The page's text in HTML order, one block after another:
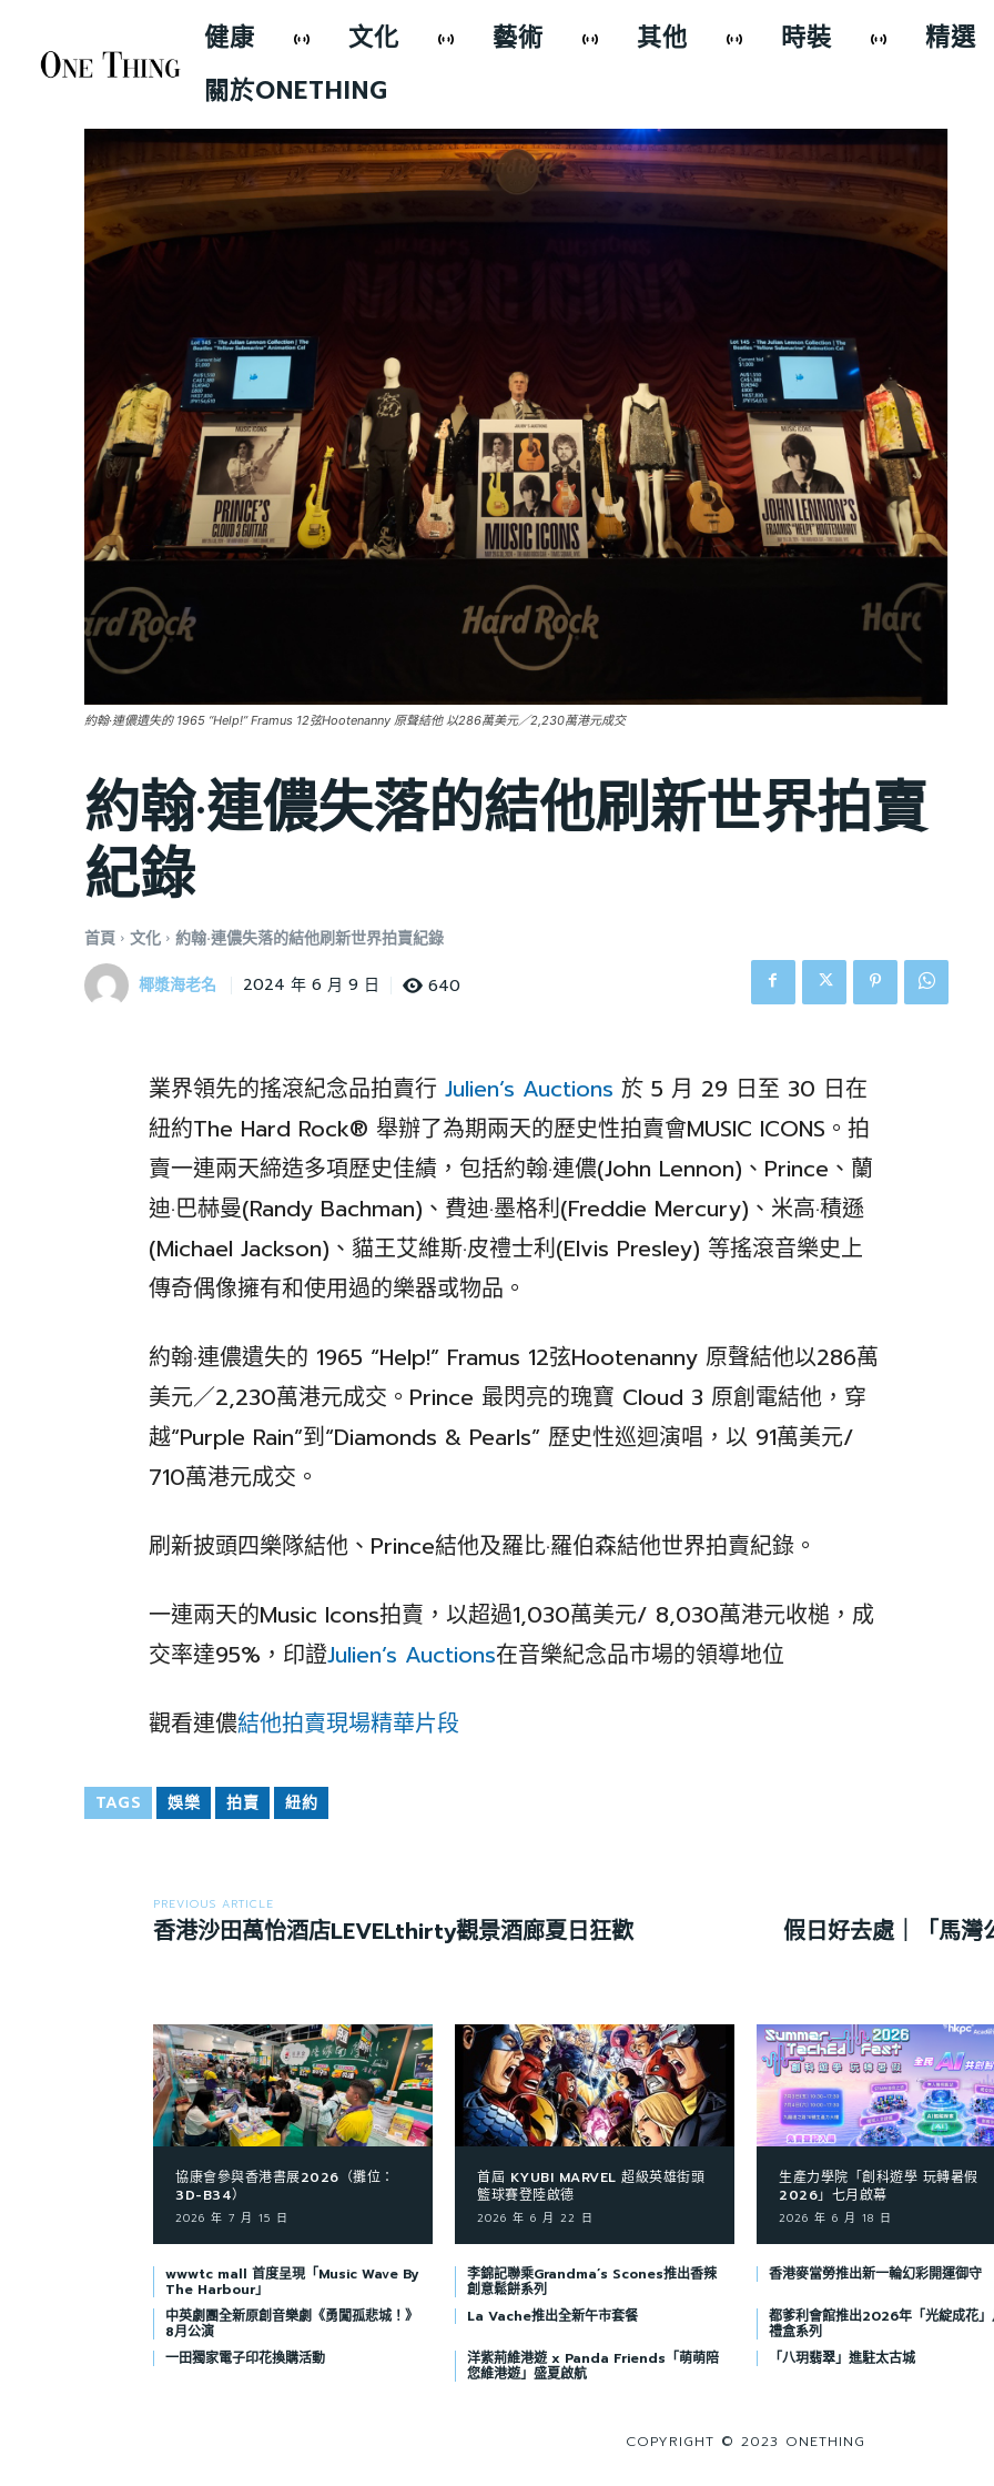
健康 文化 藝術 其他 時裝
精選
關於ONETHING
約翰·連儂遺失的 1965 “Help!” Framus 12弦Hootenanny 原聲結他 以286萬美元／2,230萬港元成交
約翰·連儂失落的結他刷新世界拍賣
紀錄
首頁 文化 約翰·連儂失落的結他刷新世界拍賣紀錄
椰漿海老名 2024 年 6 月 9 日 640
業界領先的搖滾紀念品拍賣行Julien’s Auctions 於 5 月 29 日至 30 日在
紐約The Hard Rock® 舉辦了為期兩天的歷史性拍賣會MUSIC ICONS。拍
賣一連兩天締造多項歷史佳績，包括約翰·連儂(John Lennon)、Prince、蘭
迪·巴赫曼(Randy Bachman)、費迪·墨格利(Freddie Mercury)、米高·積遜
(Michael Jackson)、貓王艾維斯·皮禮士利(Elvis Presley) 等搖滾音樂史上
傳奇偶像擁有和使用過的樂器或物品。
約翰·連儂遺失的 1965 “Help!” Framus 12弦Hootenanny 原聲結他以286萬
美元／2,230萬港元成交。Prince 最閃亮的瑰寶 Cloud 3 原創電結他，穿
越“Purple Rain”到“Diamonds & Pearls” 歷史性巡迴演唱，以 91萬美元/
710萬港元成交。
刷新披頭四樂隊結他、Prince結他及羅比·羅伯森結他世界拍賣紀錄。
一連兩天的Music Icons拍賣，以超過1,030萬美元/ 8,030萬港元收槌，成
交率達95%，印證Julien’s Auctions在音樂紀念品市場的領導地位
觀看連儂結他拍賣現場精華片段
TAGS 娛樂 拍賣 紐約
PREVIOUS ARTICLE
香港沙田萬怡酒店LEVELthirty觀景酒廊夏日狂歡
假日好去處｜「馬灣
協康會參與香港書展2026（攤位：
3D-B34）
2026 年 7 月 15 日
首屆 KYUBI MARVEL 超級英雄街頭
籃球賽登陸啟德
2026 年 6 月 22 日
生產力學院「創科遊學 玩轉暑假
2026」七月啟幕
2026 年 6 月 18 日
wwwtc mall 首度呈現「Music Wave By
The Harbour」
李錦記聯乘Grandma’s Scones推出香辣
創意鬆餅系列
香港麥當勞推出新一輪幻彩開運御守
中英劇團全新原創音樂劇《勇闖孤悲城！》
8月公演
La Vache推出全新午市套餐 都爹利會館推出2026年「光綻成花
禮盒系列
一田獨家電子印花換購活動
洋紫荊維港遊 x Panda Friends「萌萌陪
您維港遊」盛夏啟航
「八玥翡翠」進駐太古城
COPYRIGHT © 2023 ONETHING